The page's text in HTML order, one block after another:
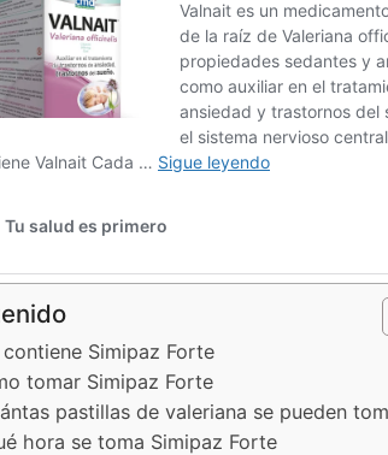
contiene Simipaz Forte
tomar Simipaz Forte
pastillas de valeriana se pueden
hora se toma Simipaz Forte